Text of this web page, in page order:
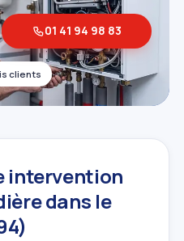
clients
01 41 94 98 83
intervention
dans le